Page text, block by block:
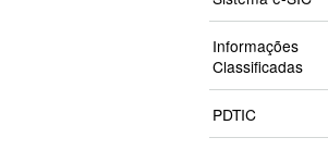
Informações
Classificadas
PDTIC